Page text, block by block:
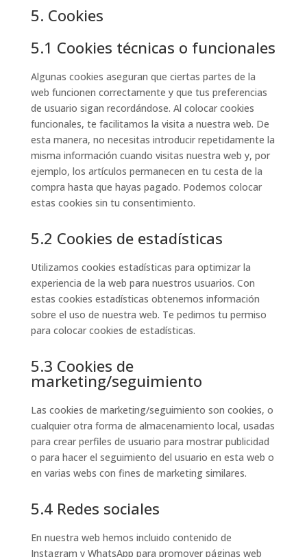
5. Cookies
5.1 Cookies técnicas o funcionales
Algunas cookies aseguran que ciertas partes de la
web funcionen correctamente y que tus preferencias
de usuario sigan recordándose. Al colocar cookies
funcionales, te facilitamos la visita a nuestra web. De
esta manera, no necesitas introducir repetidamente la
misma información cuando visitas nuestra web y, por
ejemplo, los artículos permanecen en tu cesta de la
compra hasta que hayas pagado. Podemos colocar
estas cookies sin tu consentimiento.
5.2 Cookies de estadísticas
Utilizamos cookies estadísticas para optimizar la
experiencia de la web para nuestros usuarios. Con
estas cookies estadísticas obtenemos información
sobre el uso de nuestra web. Te pedimos tu permiso
para colocar cookies de estadísticas.
5.3 Cookies de
marketing/seguimiento
Las cookies de marketing/seguimiento son cookies, o
cualquier otra forma de almacenamiento local, usadas
para crear perfiles de usuario para mostrar publicidad
o para hacer el seguimiento del usuario en esta web o
en varias webs con fines de marketing similares.
5.4 Redes sociales
En nuestra web hemos incluido contenido de
Instagram y WhatsApp para promover páginas web